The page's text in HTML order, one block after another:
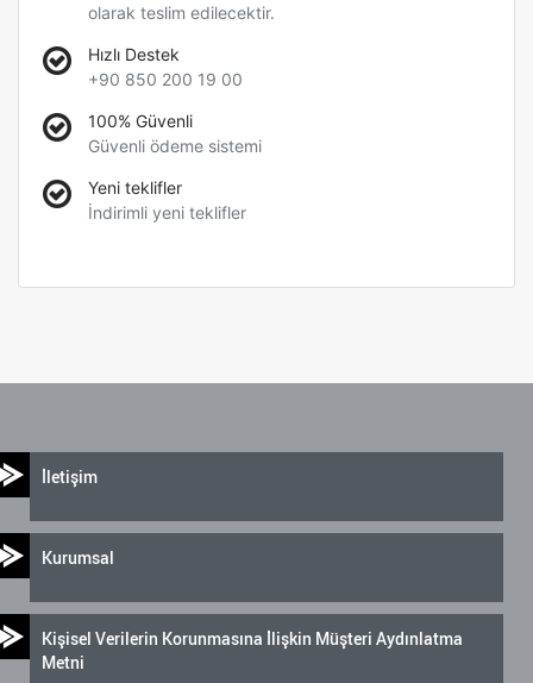
olarak teslim edilecektir.
Hızlı Destek
+90 850 200 19 00
100% Güvenli
Güvenli ödeme sistemi
Yeni teklifler
İndirimli yeni teklifler
İletişim
Kurumsal
Kişisel Verilerin Korunmasına İlişkin Müşteri Aydınlatma
Metni